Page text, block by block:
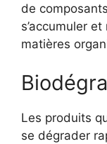
de
s’accumuler
matières
Les produits
se dégrader